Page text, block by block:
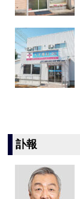
訃報